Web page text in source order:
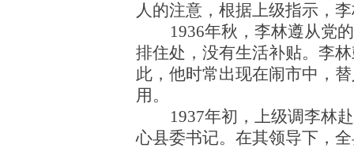
人的注意，根据上级指示，
1936年秋，李林遵从党
排住处，没有生活补贴。李
此，他时常出现在闹市中，
用。
1937年初，上级调李林
心县委书记。在其领导下，